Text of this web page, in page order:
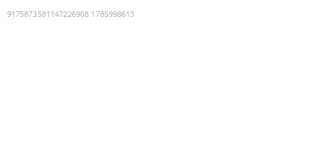
9175873581147226908:1785998613